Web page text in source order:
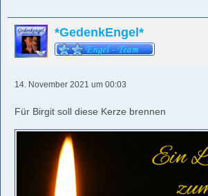
*GedenkEngel*
14. November 2021 um 00:03
Für Birgit soll diese Kerze brennen